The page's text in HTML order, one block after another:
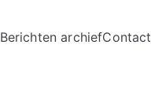
Berichten archiefContact